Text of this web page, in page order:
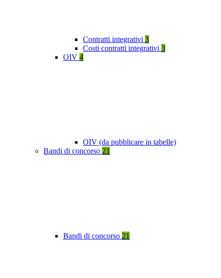
Contratti integrativi 3
Costi contratti integrativi 3
OIV 4
OIV (da pubblicare in tabelle)
Bandi di concorso 21
Bandi di concorso 21